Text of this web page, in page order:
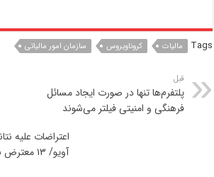
Tags مالیات کروناویروس سازمان امور مالیاتی
قبل
پلتفرم‌ها تنها در صورت ایجاد مسائل
فرهنگی و امنیتی فیلتر می‌شوند
اعتراضات علیه